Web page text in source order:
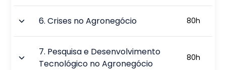
6.Crises no Agronegócio 80h
7. Pesquisa e Desenvolvimento
Tecnológico no Agronegócio
80h